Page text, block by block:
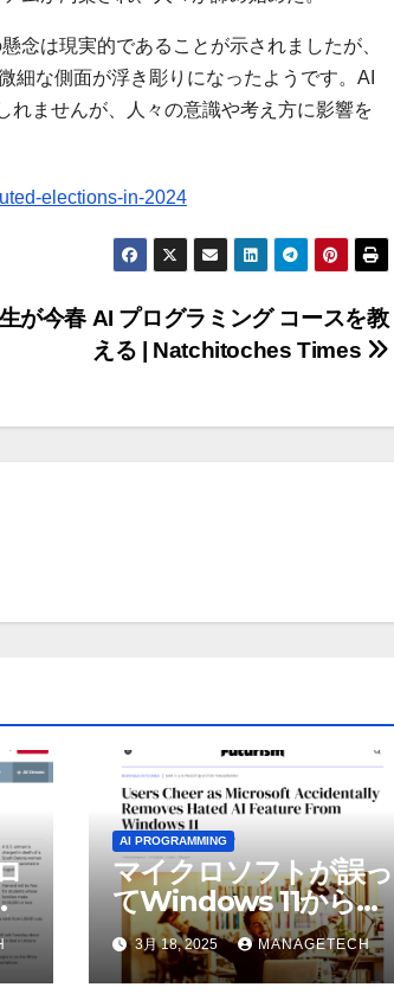
念は現実的であることが示されましたが、
細な側面が浮き彫りになったようです。AI
れませんが、人々の意識や考え方に影響を
elections-in-2024
が今春 AI プログラミング コースを教
える | Natchitoches Times
:
AI PROGRAMMING
マイクロソフトが誤っ
てWindows 11から嫌
われているAI機能を削
除したことにユーザー
が歓喜
3月 18, 2025 MANAGETECH